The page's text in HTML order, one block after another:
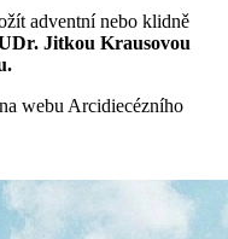
adventní nebo klidně
Jitkou Krausovou
webu Arcidiecézního